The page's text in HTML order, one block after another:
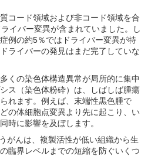
コード領域および非コード領域を合
イバー変異が含まれていました。し
例の約5％ではドライバー変異が特
ライバーの発見はまだ完了していな
くの染色体構造異常が局所的に集中
ス（染色体粉砕）は、しばしば腫瘍
れます。例えば、末端性黒色腫で
の体細胞点変異より先に起こり、い
時に影響を及ぼします。
がんは、複製活性が低い組織から生
臨界レベルまでの短縮を防ぐいくつ